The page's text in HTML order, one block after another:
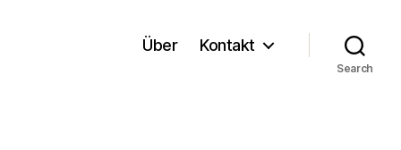
Über Kontakt
Search